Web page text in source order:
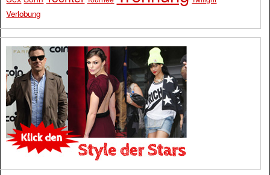
Verlobung